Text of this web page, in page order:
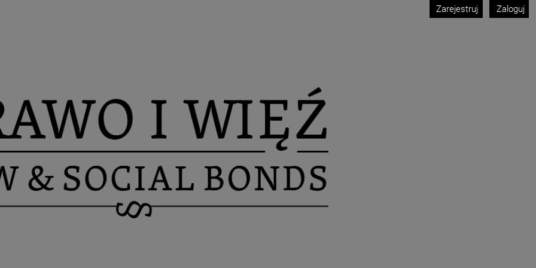
Zarejestruj Zaloguj